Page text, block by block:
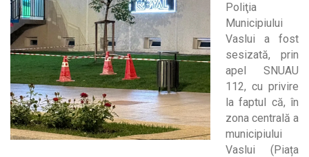
Poliţia
Municipiului
Vaslui a fost
sesizată, prin
apel SNUAU
112, cu privire
la faptul că, în
zona centrală a
municipiului
Vaslui (Piața